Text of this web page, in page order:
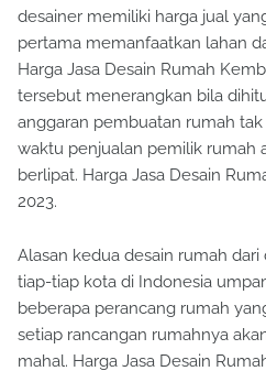
Terdapat sebagian alasan
desainer memiliki harga jual
pertama memanfaatkan lahan
Harga Jasa Desain Rumah
tersebut menerangkan bila
anggaran pembuatan rumah tak
waktu penjualan pemilik rumah
berlipat. Harga Jasa Desain
Alasan kedua desain rumah
tiap-tiap kota di Indonesia
beberapa perancang rumah
setiap rancangan rumahnya